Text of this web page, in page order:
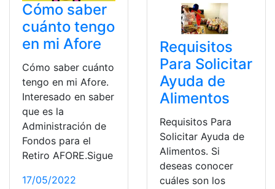
Cómo saber
cuánto tengo
en mi Afore
Cómo saber cuánto
tengo en mi Afore.
Interesado en saber
que es la
Administración de
Fondos para el
Retiro AFORE.Sigue
17/05/2022
Requisitos
Para Solicitar
Ayuda de
Alimentos
Requisitos Para
Solicitar Ayuda de
Alimentos. Si
deseas conocer
cuáles son los